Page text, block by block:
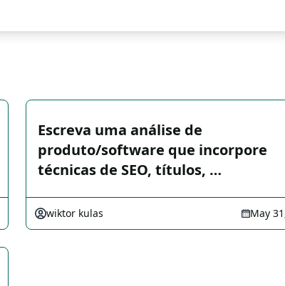
Escreva uma análise de
produto/software que incorpore
técnicas de SEO, títulos, …
wiktor kulas May